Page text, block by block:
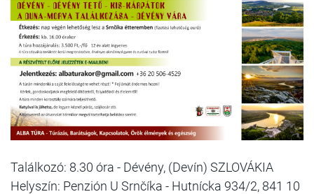
Találkozó: 8.30 óra - Dévény, (Devín) SZLOVÁKIA
Helyszín: Penzión U Srnčíka - Hutnícka 934/2, 841 10